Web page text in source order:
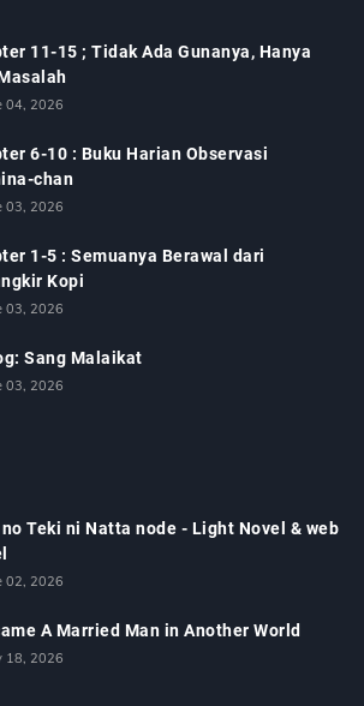
11-15 ; Tidak Ada Gunanya, Hanya
04, 2026
6-10 : Buku Harian Observasi
chan
03, 2026
1-5 : Semuanya Berawal dari
Kopi
03, 2026
Sang Malaikat
03, 2026
Teki ni Natta node - Light Novel & web
02, 2026
A Married Man in Another World
18, 2026